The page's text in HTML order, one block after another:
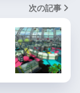
次の記事